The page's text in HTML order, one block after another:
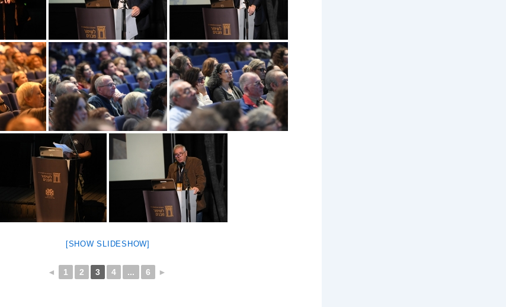
[SHOW SLIDESHOW]
◄ 1 2 3 4 ... 6 ►